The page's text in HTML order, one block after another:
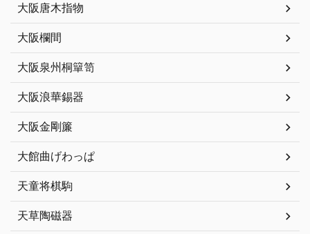
大阪唐木指物
大阪欄間
大阪泉州桐簞笥
大阪浪華錫器
大阪金剛簾
大館曲げわっぱ
天童将棋駒
天草陶磁器